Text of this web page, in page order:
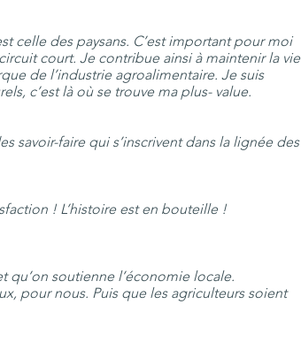
celle des paysans. C’est important pour moi
court. Je contribue ainsi à maintenir la vie
de l’industrie agroalimentaire. Je suis
c’est là où se trouve ma plus- value.
savoir-faire qui s’inscrivent dans la lignée des
! L’histoire est en bouteille !
qu’on soutienne l’économie locale.
pour nous. Puis que les agriculteurs soient